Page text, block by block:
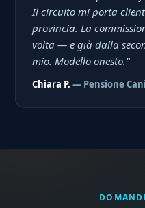
Il circuito mi porta
provincia. La
volta — e già dalla
mio. Modello onesto."
Chiara P. — Pensione